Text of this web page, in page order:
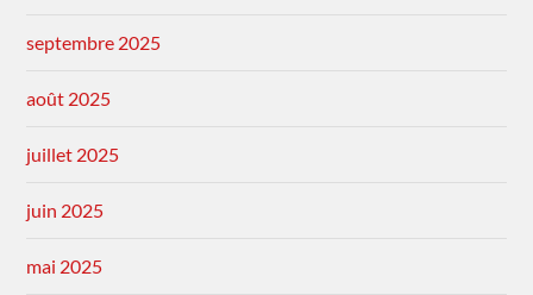
septembre 2025
août 2025
juillet 2025
juin 2025
mai 2025